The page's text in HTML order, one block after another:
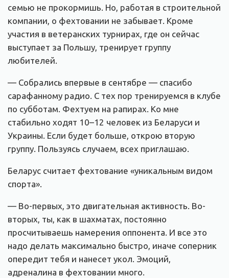
семью не прокормишь. Но, работая в строительной
компании, о фехтовании не забывает. Кроме
участия в ветеранских турнирах, где он сейчас
выступает за Польшу, тренирует группу
любителей.
— Собрались впервые в сентябре — спасибо
сарафанному радио. С тех пор тренируемся в клубе
по субботам. Фехтуем на рапирах. Ко мне
стабильно ходят 10–12 человек из Беларуси и
Украины. Если будет больше, открою вторую
группу. Пользуясь случаем, всех приглашаю.
Беларус считает фехтование «уникальным видом
спорта».
— Во-первых, это двигательная активность. Во-
вторых, ты, как в шахматах, постоянно
просчитываешь намерения оппонента. И все это
надо делать максимально быстро, иначе соперник
опередит тебя и нанесет укол. Эмоций,
адреналина в фехтовании много.